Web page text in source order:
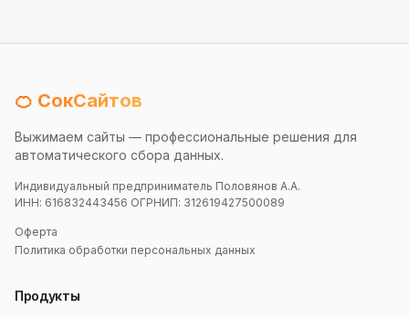
🍊 СокСайтов
Выжимаем сайты — профессиональные решения для
автоматического сбора данных.
Индивидуальный предприниматель Половянов А.А.
ИНН: 616832443456 ОГРНИП: 312619427500089
Оферта
Политика обработки персональных данных
Продукты